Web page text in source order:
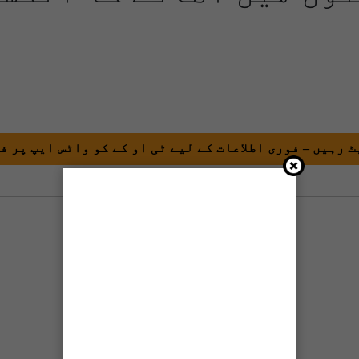
رہیں – فوری اطلاعات کے لیے ٹی او کے کو واٹس ایپ پر